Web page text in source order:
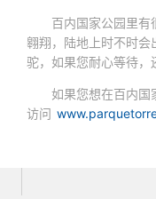
百内国家公园里有
翱翔，陆地上时不时
驼，如果您耐心等待，
如果您想在百内国
访问